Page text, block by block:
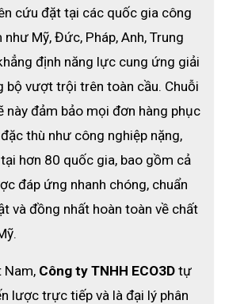
khoan hoặc khu vực xử lý hóa chất,
nhu cầu thở trong hầm mỏ thiếu oxy
chuẩn quốc tế, mang lại sự an tâm cho
điều kiện nguy hiểm.
cứu đặt tại các quốc gia công
Mỹ, Đức, Pháp, Anh, Trung
định năng lực cung ứng giải
bộ vượt trội trên toàn cầu. Chuỗi
này đảm bảo mọi đơn hàng phục
thù như công nghiệp nặng,
hơn 80 quốc gia, bao gồm cả
đáp ứng nhanh chóng, chuẩn
và đồng nhất hoàn toàn về chất
Nam, Công ty TNHH ECO3D tự
lược trực tiếp và là đại lý phân